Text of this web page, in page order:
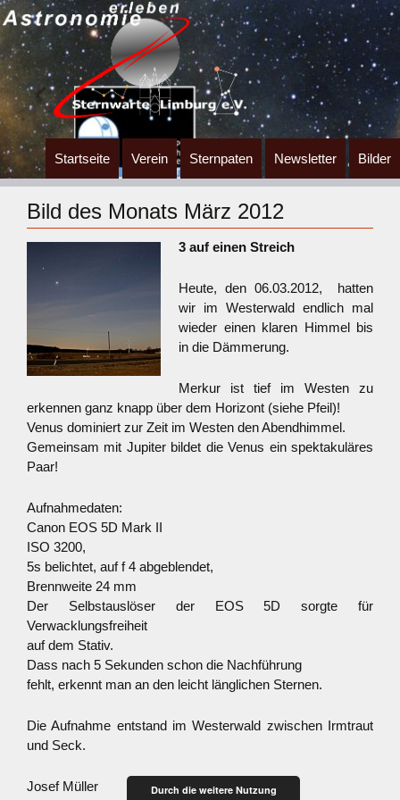
Zum
Inhalt
springen
Startseite Verein Sternpaten Newsletter Bilder
Bild des Monats März 2012
3 auf einen Streich
Heute, den 06.03.2012, hatten
wir im Westerwald endlich mal
wieder einen klaren Himmel bis
in die Dämmerung.
Merkur ist tief im Westen zu
erkennen ganz knapp über dem Horizont (siehe Pfeil)!
Venus dominiert zur Zeit im Westen den Abendhimmel.
Gemeinsam mit Jupiter bildet die Venus ein spektakuläres
Paar!
Aufnahmedaten:
Canon EOS 5D Mark II
ISO 3200,
5s belichtet, auf f 4 abgeblendet,
Brennweite 24 mm
Der Selbstauslöser der EOS 5D sorgte für
Verwacklungsfreiheit
auf dem Stativ.
Dass nach 5 Sekunden schon die Nachführung
fehlt, erkennt man an den leicht länglichen Sternen.
Die Aufnahme entstand im Westerwald zwischen Irmtraut
und Seck.
Josef Müller
Durch die weitere Nutzung